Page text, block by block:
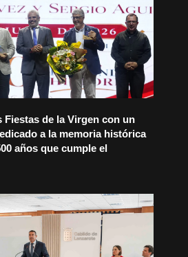
Fiestas de la Virgen con un
a la memoria histórica
años que cumple el